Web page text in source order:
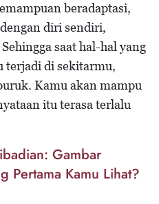
beradaptasi,
diri sendiri,
saat hal-hal yang
terjadi di sekitarmu,
Kamu akan mampu
itu terasa terlalu
Gambar
Pertama Kamu Lihat?